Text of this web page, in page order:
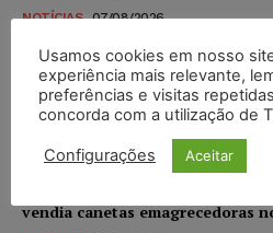
NOTÍCIAS 07/08/2026
STF amplia isenção de IBS e
novos para pessoas com
níveis
07/08/2026
vendia canetas emagrecedoras
Usamos cookies em nosso
experiência mais relevante,
preferências e visitas
concorda com a utilização de
Configurações Aceitar